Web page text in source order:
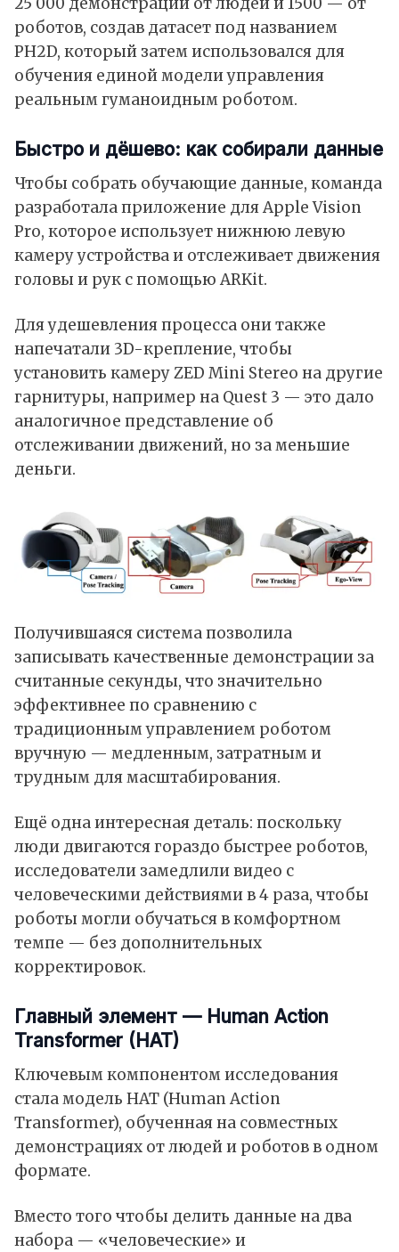
роботов, создав датасет под названием
PH2D, который затем использовался для
обучения единой модели управления
реальным гуманоидным роботом.
Быстро и дёшево: как собирали данные
Чтобы собрать обучающие данные, команда
разработала приложение дляApple Vision
Pro, которое использует нижнюю левую
камеру устройства и отслеживает движения
головы и рук с помощью ARKit.
Для удешевления процесса они также
напечатали 3D-крепление, чтобы
установить камеру ZED Mini Stereo на другие
гарнитуры, например на Quest 3 — это дало
аналогичное представление об
отслеживании движений, но за меньшие
деньги.
Получившаяся система позволила
записывать качественные демонстрации за
считанные секунды, что значительно
эффективнее по сравнению с
традиционным управлением роботом
вручную — медленным, затратным и
трудным для масштабирования.
Ещё одна интересная деталь: поскольку
люди двигаются гораздо быстрее роботов,
исследователи замедлили видео с
человеческими действиями в 4 раза, чтобы
роботы могли обучаться в комфортном
темпе — без дополнительных
корректировок.
Главный элемент — Human Action
Transformer (HAT)
Ключевым компонентом исследования
стала модель HAT (Human Action
Transformer), обученная на совместных
демонстрациях от людей и роботов в одном
формате.
Вместо того чтобы делить данные на два
набора — «человеческие» и